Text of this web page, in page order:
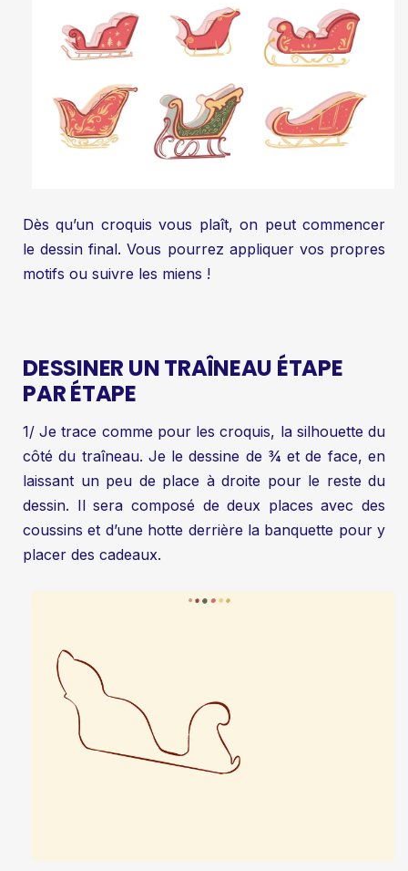
Dès qu’un croquis vous plaît, on peut commencer
le dessin final. Vous pourrez appliquer vos propres
motifs ou suivre les miens !
DESSINER UN TRAÎNEAU ÉTAPE
PAR ÉTAPE
1/ Je trace comme pour les croquis, la silhouette du
côté du traîneau. Je le dessine de ¾ et de face, en
laissant un peu de place à droite pour le reste du
dessin. Il sera composé de deux places avec des
coussins et d’une hotte derrière la banquette pour y
placer des cadeaux.